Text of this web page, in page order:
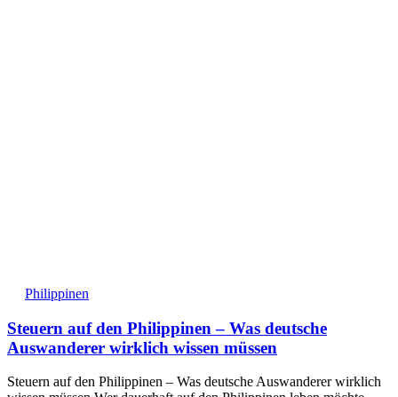
Philippinen
Steuern auf den Philippinen – Was deutsche
Auswanderer wirklich wissen müssen
Steuern auf den Philippinen – Was deutsche Auswanderer wirklich